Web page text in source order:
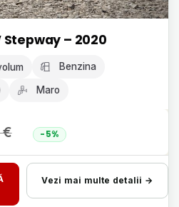
Stepway – 2020
Benzina
Maro
€ -5%
Vezi mai multe detalii →